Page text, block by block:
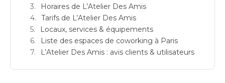
Horaires de L’Atelier Des Amis
Tarifs de L’Atelier Des Amis
Locaux, services & équipements
Liste des espaces de coworking à Paris
L’Atelier Des Amis : avis clients & utilisateurs